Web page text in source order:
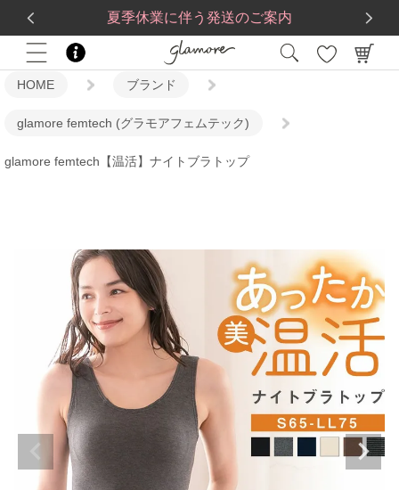
夏季休業に伴う発送のご案内
送料一律560円5,500 円(税込)以上で送料無料
HOME ブランド
glamore femtech (グラモアフェムテック)
glamore femtech【温活】ナイトブラトップ